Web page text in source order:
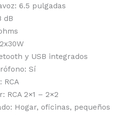
6.5 pulgadas
dB
y USB integrados
Sí
RCA
RCA 2×1 – 2×2
Hogar, oficinas, pequeños